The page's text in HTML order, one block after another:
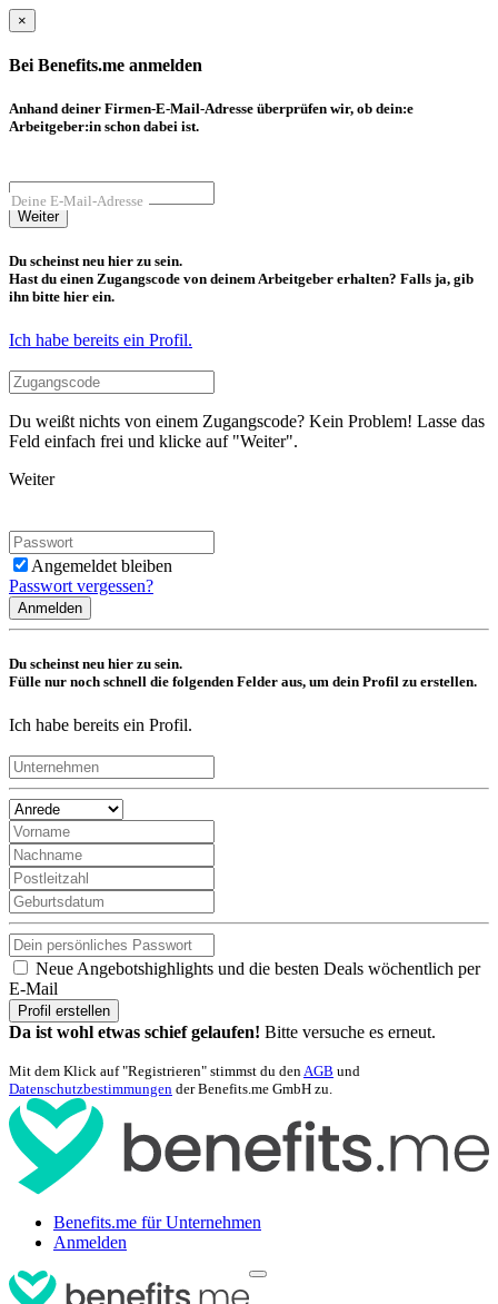
×
Bei Benefits.me anmelden
Anhand deiner Firmen-E-Mail-Adresse überprüfen wir, ob dein:e
Arbeitgeber:in schon dabei ist.
Deine E-Mail-Adresse
Weiter
Du scheinst neu hier zu sein.
Hast du einen Zugangscode von deinem Arbeitgeber erhalten? Falls ja, gib
ihn bitte hier ein.
Ich habe bereits ein Profil.
Du weißt nichts von einem Zugangscode? Kein Problem! Lasse das
Feld einfach frei und klicke auf "Weiter".
Weiter
Angemeldet bleiben
Passwort vergessen?
Anmelden
Du scheinst neu hier zu sein.
Fülle nur noch schnell die folgenden Felder aus, um dein Profil zu erstellen.
Ich habe bereits ein Profil.
Neue Angebotshighlights und die besten Deals wöchentlich per
E-Mail
Profil erstellen
Da ist wohl etwas schief gelaufen! Bitte versuche es erneut.
Mit dem Klick auf "Registrieren" stimmst du denAGB und
Datenschutzbestimmungen der Benefits.me GmbH zu.
Benefits.me für Unternehmen
Anmelden